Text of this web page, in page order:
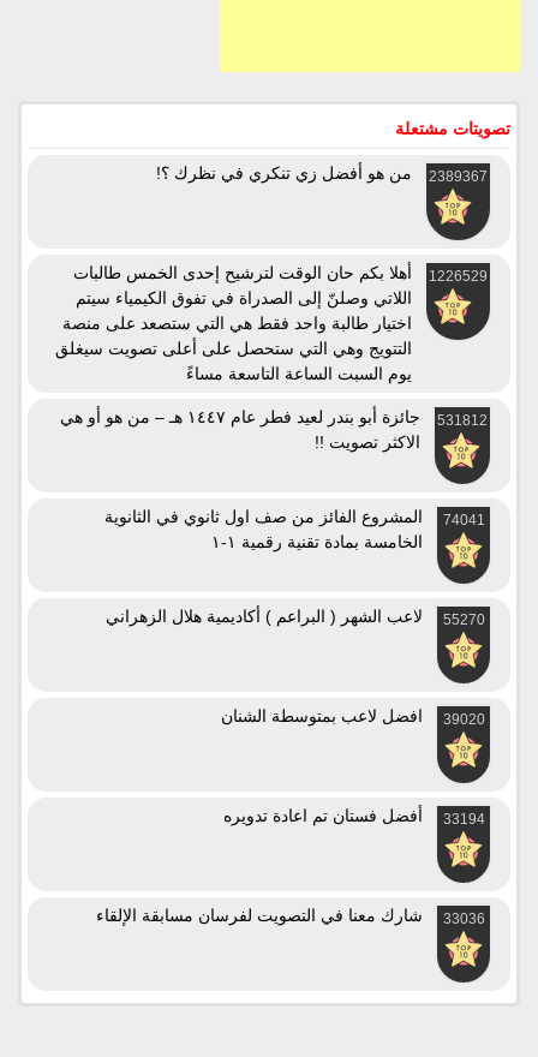
تصويتات مشتعلة
2389367 من هو أفضل زي تنكري في نظرك ؟!
1226529
أهلا بكم حان الوقت لترشيح إحدى الخمس طالبات
اللاتي وصلنّ إلى الصدراة في تفوق الكيمياء سيتم
اختيار طالبة واحد فقط هي التي ستصعد على منصة
التتويج وهي التي ستحصل على أعلى تصويت سيغلق
يوم السبت الساعة التاسعة مساءً
531812
جائزة أبو بندر لعيد فطر عام ١٤٤٧ هـ – من هو أو هي
الاكثر تصويت !!
74041
المشروع الفائز من صف اول ثانوي في الثانوية
الخامسة بمادة تقنية رقمية ١-١
55270 لاعب الشهر ( البراعم ) أكاديمية هلال الزهراني
39020 افضل لاعب بمتوسطة الشنان
33194 أفضل فستان تم اعادة تدويره
33036 شارك معنا في التصويت لفرسان مسابقة الإلقاء